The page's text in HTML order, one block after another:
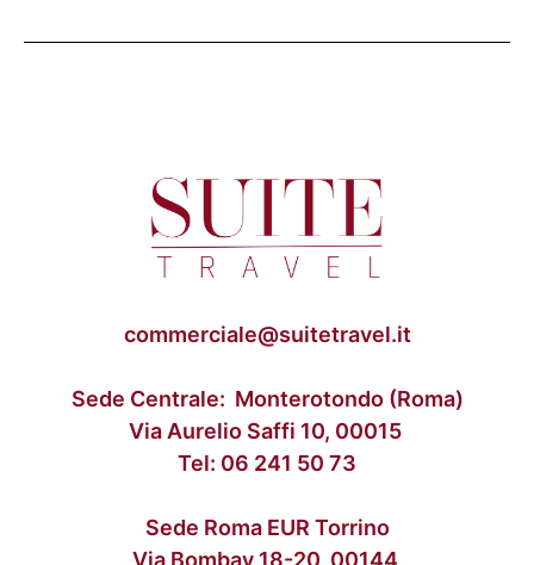
commerciale@suitetravel.it
Sede Centrale: Monterotondo (Roma)
Via Aurelio Saffi 10, 00015
Tel: 06 241 50 73
Sede Roma EUR Torrino
Via Bombay 18-20, 00144